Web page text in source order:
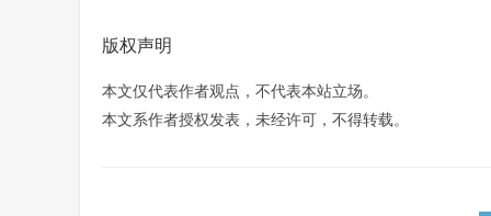
版权声明
本文仅代表作者观点，不代表本站立场。
本文系作者授权发表，未经许可，不得转载。